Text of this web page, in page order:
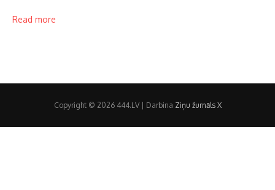
Read more
Copyright © 2026 444.LV | Darbina Ziņu žurnāls X